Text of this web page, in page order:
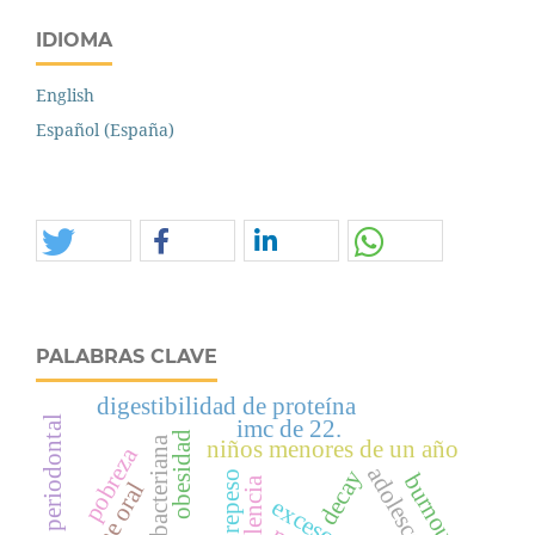
IDIOMA
English
Español (España)
PALABRAS CLAVE
obesidad niños menores de un año
decay
digestibilidad de proteína
imc de 22.
pobreza burnout